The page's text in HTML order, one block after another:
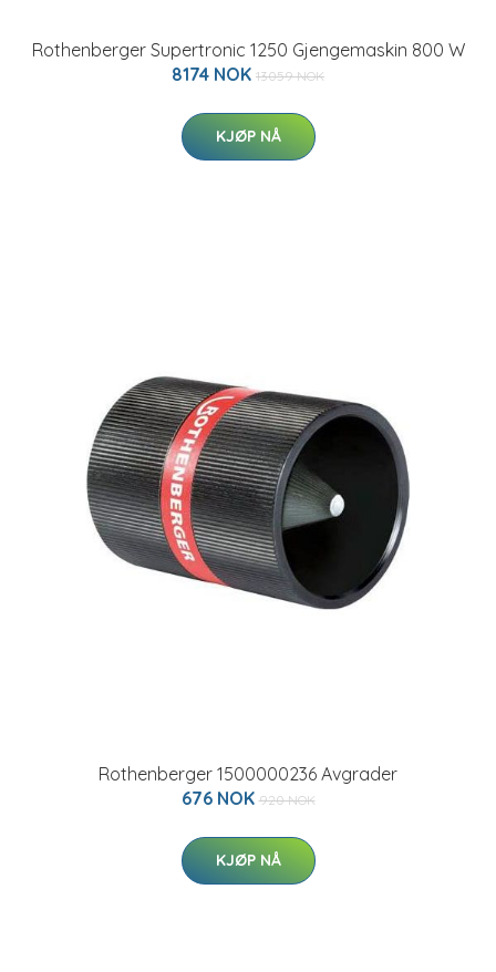
Rothenberger Supertronic 1250 Gjengemaskin 800 W
8174 NOK 13059 NOK
KJØP NÅ
Rothenberger 1500000236 Avgrader
676 NOK 920 NOK
KJØP NÅ